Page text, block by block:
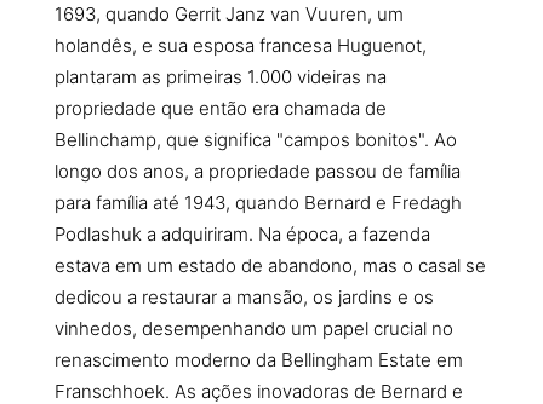
1693, quando Gerrit Janz van Vuuren, um
holandês, e sua esposa francesa Huguenot,
plantaram as primeiras 1.000 videiras na
propriedade que então era chamada de
Bellinchamp, que significa "campos bonitos". Ao
longo dos anos, a propriedade passou de família
para família até 1943, quando Bernard e Fredagh
Podlashuk a adquiriram. Na época, a fazenda
estava em um estado de abandono, mas o casal se
dedicou a restaurar a mansão, os jardins e os
vinhedos, desempenhando um papel crucial no
renascimento moderno da Bellingham Estate em
Franschhoek. As ações inovadoras de Bernard e